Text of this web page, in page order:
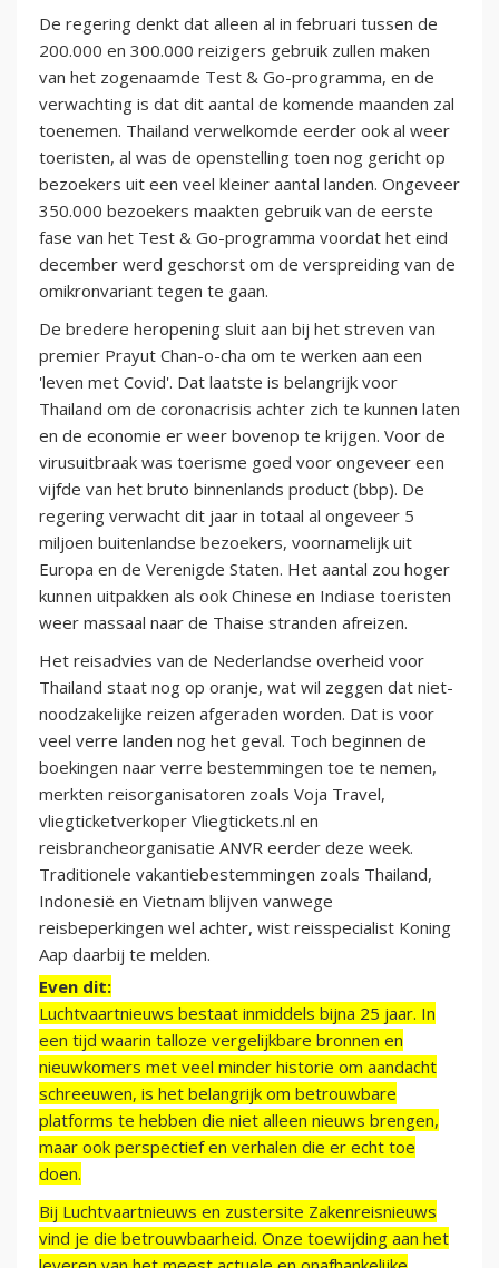
De regering denkt dat alleen al in februari tussen de
200.000 en 300.000 reizigers gebruik zullen maken
van het zogenaamde Test & Go-programma, en de
verwachting is dat dit aantal de komende maanden zal
toenemen. Thailand verwelkomde eerder ook al weer
toeristen, al was de openstelling toen nog gericht op
bezoekers uit een veel kleiner aantal landen. Ongeveer
350.000 bezoekers maakten gebruik van de eerste
fase van het Test & Go-programma voordat het eind
december werd geschorst om de verspreiding van de
omikronvariant tegen te gaan.
De bredere heropening sluit aan bij het streven van
premier Prayut Chan-o-cha om te werken aan een
'leven met Covid'. Dat laatste is belangrijk voor
Thailand om de coronacrisis achter zich te kunnen laten
en de economie er weer bovenop te krijgen. Voor de
virusuitbraak was toerisme goed voor ongeveer een
vijfde van het bruto binnenlands product (bbp). De
regering verwacht dit jaar in totaal al ongeveer 5
miljoen buitenlandse bezoekers, voornamelijk uit
Europa en de Verenigde Staten. Het aantal zou hoger
kunnen uitpakken als ook Chinese en Indiase toeristen
weer massaal naar de Thaise stranden afreizen.
Het reisadvies van de Nederlandse overheid voor
Thailand staat nog op oranje, wat wil zeggen dat niet-
noodzakelijke reizen afgeraden worden. Dat is voor
veel verre landen nog het geval. Toch beginnen de
boekingen naar verre bestemmingen toe te nemen,
merkten reisorganisatoren zoals Voja Travel,
vliegticketverkoper Vliegtickets.nl en
reisbrancheorganisatie ANVR eerder deze week.
Traditionele vakantiebestemmingen zoals Thailand,
Indonesië en Vietnam blijven vanwege
reisbeperkingen wel achter, wist reisspecialist Koning
Aap daarbij te melden.
Even dit:
Luchtvaartnieuws bestaat inmiddels bijna 25 jaar. In
een tijd waarin talloze vergelijkbare bronnen en
nieuwkomers met veel minder historie om aandacht
schreeuwen, is het belangrijk om betrouwbare
platforms te hebben die niet alleen nieuws brengen,
maar ook perspectief en verhalen die er echt toe
doen.
Bij Luchtvaartnieuws en zustersite Zakenreisnieuws
vind je die betrouwbaarheid. Onze toewijding aan het